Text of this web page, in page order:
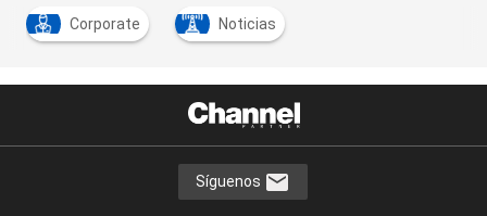
Corporate Noticias
Síguenos